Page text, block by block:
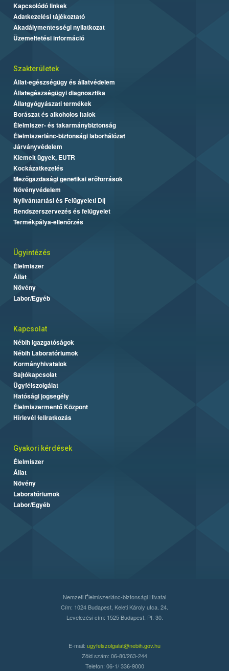
Kapcsolódó linkek
Adatkezelési tájékoztató
Akadálymentességi nyilatkozat
Üzemeltetési információ
Szakterületek
Állat-egészségügy és állatvédelem
Állategészségügyi diagnosztika
Állatgyógyászati termékek
Borászat és alkoholos italok
Élelmiszer- és takarmánybiztonság
Élelmiszerlánc-biztonsági laborhálózat
Járványvédelem
Kiemelt ügyek, EUTR
Kockázatkezelés
Mezőgazdasági genetikai erőforrások
Növényvédelem
Nyilvántartási és Felügyeleti Díj
Rendszerszervezés és felügyelet
Termékpálya-ellenőrzés
Ügyintézés
Élelmiszer
Állat
Növény
Labor/Egyéb
Kapcsolat
Nébih Igazgatóságok
Nébih Laboratóriumok
Kormányhivatalok
Sajtókapcsolat
Ügyfélszolgálat
Hatósági jogsegély
Élelmiszermentő Központ
Hírlevél feliratkozás
Gyakori kérdések
Élelmiszer
Állat
Növény
Laboratóriumok
Labor/Egyéb
Nemzeti Élelmiszerlánc-biztonsági Hivatal
Cím: 1024 Budapest, Keleti Károly utca. 24.
Levelezési cím: 1525 Budapest. Pf. 30.
E-mail: ugyfelszolgalat@nebih.gov.hu
Zöld szám: 06-80/263-244
Telefon: 06-1/ 336-9000